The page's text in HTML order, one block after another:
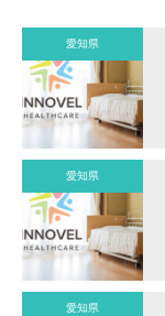
愛知県
愛知県
愛知県